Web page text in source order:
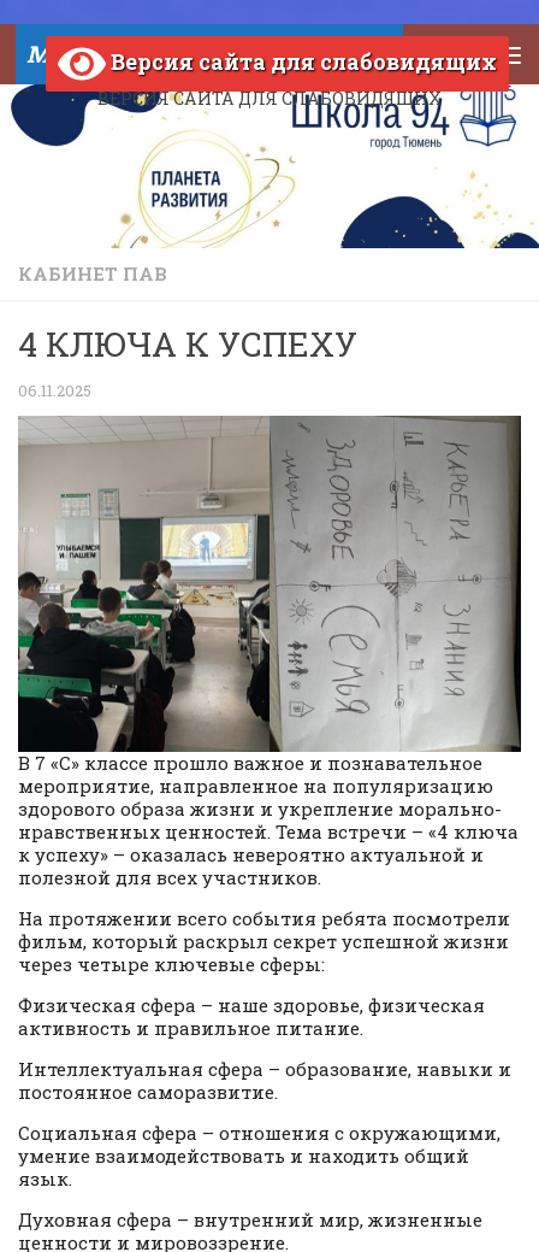
Skip to content
МАОУ СОШ №94 города Тюмени
ВЕРСИЯ САЙТА ДЛЯ СЛАБОВИДЯЩИХ
Версия сайта для слабовидящих
КАБИНЕТ ПАВ
4 КЛЮЧА К УСПЕХУ
06.11.2025
В 7 «С» классе прошло важное и познавательное
мероприятие, направленное на популяризацию
здорового образа жизни и укрепление морально-
нравственных ценностей. Тема встречи – «4 ключа
к успеху» – оказалась невероятно актуальной и
полезной для всех участников.
На протяжении всего события ребята посмотрели
фильм, который раскрыл секрет успешной жизни
через четыре ключевые сферы:
Физическая сфера – наше здоровье, физическая
активность и правильное питание.
Интеллектуальная сфера – образование, навыки и
постоянное саморазвитие.
Социальная сфера – отношения с окружающими,
умение взаимодействовать и находить общий
язык.
Духовная сфера – внутренний мир, жизненные
ценности и мировоззрение.